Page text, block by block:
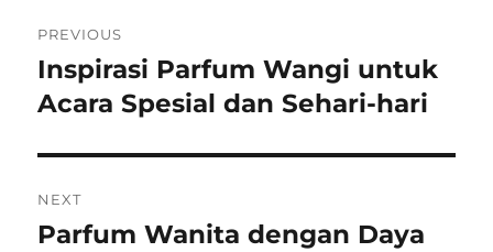
navigation
PREVIOUS
Previous
post:
Inspirasi Parfum Wangi untuk
Acara Spesial dan Sehari-hari
NEXT
Next
Parfum Wanita dengan Daya